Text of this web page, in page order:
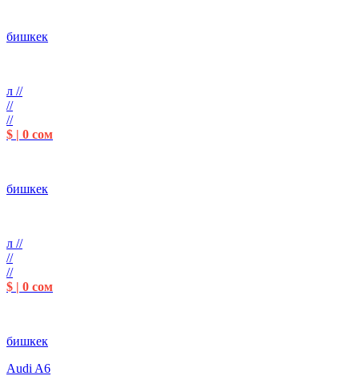
бишкек
л //
//
//
$ | 0 сом
бишкек
л //
//
//
$ | 0 сом
бишкек
Audi A6